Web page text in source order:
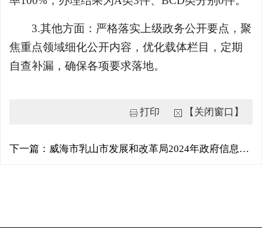
3.其他方面：严格落实上级政务公开要点，聚
焦重点领域细化公开内容，优化载体栏目，定期
自查补漏，确保各项要求落地。
打印 【关闭窗口】
下一篇：威海市乳山市发展和改革局2024年政府信息公开工作年度报告